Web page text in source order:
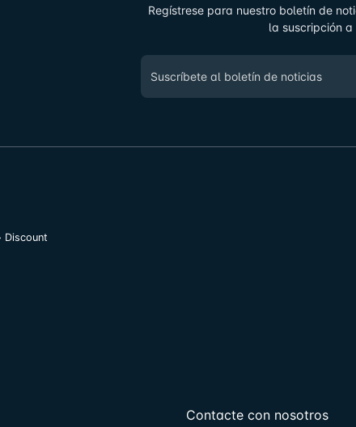
Regístrese para nuestro boletín de
la suscripción a
Discount
Contacte con nosotros